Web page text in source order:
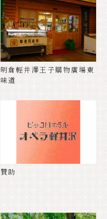
明倉輕井澤王子購物廣場東
味道
贊助